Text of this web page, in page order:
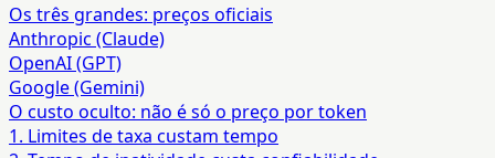
Os três grandes: preços oficiais
Anthropic (Claude)
OpenAI (GPT)
Google (Gemini)
O custo oculto: não é só o preço por token
1. Limites de taxa custam tempo